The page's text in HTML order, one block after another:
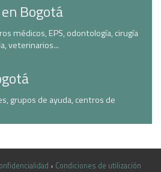
Bogotá
médicos, EPS, odontología, cirugía
veterinarios...
grupos de ayuda, centros de
• Condiciones de utilización